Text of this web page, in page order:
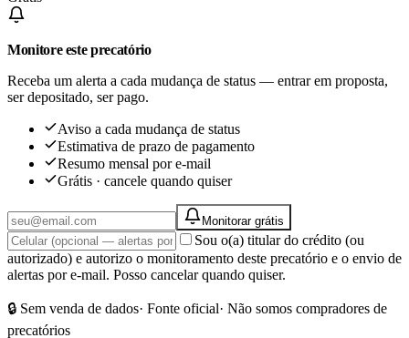
Monitore este precatório
Receba um alerta a cada mudança de status — entrar em proposta,
ser depositado, ser pago.
Aviso a cada mudança de status
Estimativa de prazo de pagamento
Resumo mensal por e-mail
Grátis · cancele quando quiser
Monitorar grátis
Sou o(a) titular do crédito (ou
autorizado) e autorizo o monitoramento deste precatório e o envio de
alertas por e-mail. Posso cancelar quando quiser.
🔒 Sem venda de dados· Fonte oficial· Não somos compradores de
precatórios